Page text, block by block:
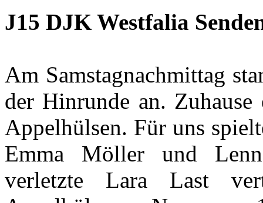
J15 DJK Westfalia
Am Samstagnachmittag
der Hinrunde an. Zuhause
Appelhülsen. Für uns
Emma Möller und
verletzte Lara Last